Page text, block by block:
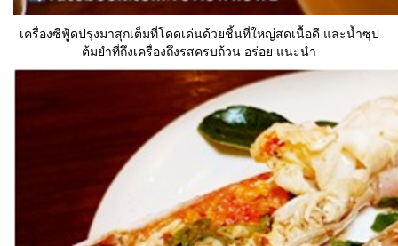
เครื่องซีฟู้ดปรุงมาสุกเต็มที่โดดเด่นด้วยชิ้นที่ใหญ่สดเนื้อดี และน้ำซุป
ต้มยำที่ถึงเครื่องถึงรสครบถ้วน อร่อย แนะนำ